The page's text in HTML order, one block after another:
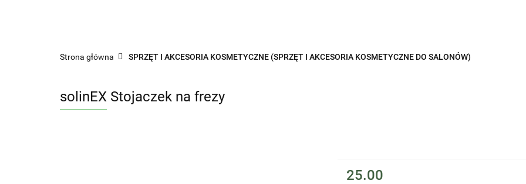
Strona główna SPRZĘT I AKCESORIA KOSMETYCZNE (SPRZĘT I AKCESORIA KOSMETYCZNE DO SALONÓW)
solinEX Stojaczek na frezy
25.00